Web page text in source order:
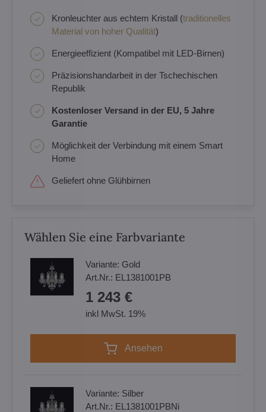
Kronleuchter aus echtem Kristall (traditionelles
Material von hoher Qualität)
Energieeffizient (Kompatibel mit LED-Birnen)
Präzisionshandarbeit in der Tschechischen
Republik
Kostenloser Versand in der EU, 5 Jahre
Garantie
Möglichkeit der Verbindung mit einem Smart
Home
Geliefert ohne Glühbirnen
Wählen Sie eine Farbvariante
Variante: Gold
Art.Nr.: EL1381001PB
1 243 €
inkl MwSt. 19%
Ansehen
Variante: Silber
Art.Nr.: EL1381001PBNi